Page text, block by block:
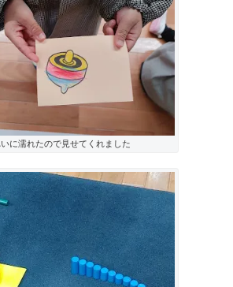
いに濡れたので見せてくれました